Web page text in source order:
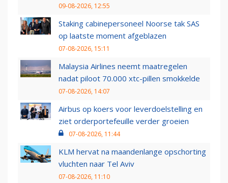
09-08-2026, 12:55
Staking cabinepersoneel Noorse tak SAS
op laatste moment afgeblazen
07-08-2026, 15:11
Malaysia Airlines neemt maatregelen
nadat piloot 70.000 xtc-pillen smokkelde
07-08-2026, 14:07
Airbus op koers voor leverdoelstelling en
ziet orderportefeuille verder groeien
07-08-2026, 11:44
KLM hervat na maandenlange opschorting
vluchten naar Tel Aviv
07-08-2026, 11:10